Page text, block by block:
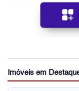
Imóveis em